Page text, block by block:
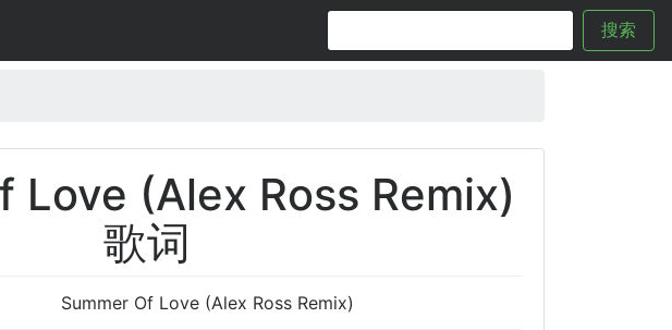
搜索
Love (Alex Ross Remix)
歌词
Summer Of Love (Alex Ross Remix)